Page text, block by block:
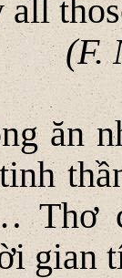
all
(F.
ăn
Thơ
gian